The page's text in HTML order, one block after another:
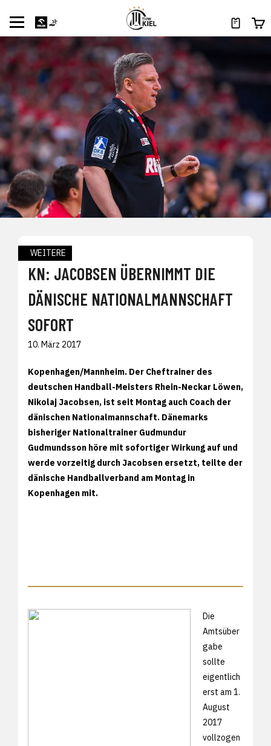
WEITERE
KN: JACOBSEN ÜBERNIMMT DIE
DÄNISCHE NATIONALMANNSCHAFT
SOFORT
10. März 2017
Kopenhagen/Mannheim. Der Cheftrainer des
deutschen Handball-Meisters Rhein-Neckar Löwen,
Nikolaj Jacobsen, ist seit Montag auch Coach der
dänischen Nationalmannschaft. Dänemarks
bisheriger Nationaltrainer Gudmundur
Gudmundsson höre mit sofortiger Wirkung auf und
werde vorzeitig durch Jacobsen ersetzt, teilte der
dänische Handballverband am Montag in
Kopenhagen mit.
Die
Amtsüber
gabe
sollte
eigentlich
erst am 1.
August
2017
vollzogen